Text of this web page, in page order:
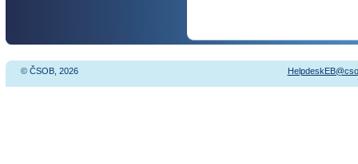
© ČSOB, 2026